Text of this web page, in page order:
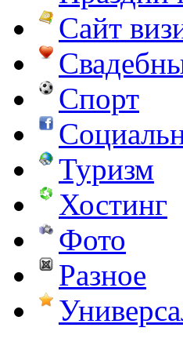
Сайт
Спорт
Туризм
Хостинг
Фото
Разное